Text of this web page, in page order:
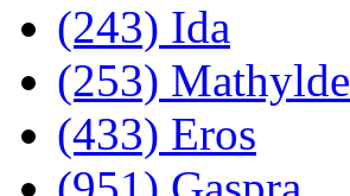
(243) Ida
(253) Mathylde
(433) Eros